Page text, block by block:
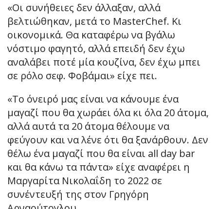
«Οι συνήθειες δεν άλλαξαν, αλλά
βελτιώθηκαν, μετά το ΜasterChef. Κι
οικονομικά. Θα καταφέρω να βγάλω
νόστιμο φαγητό, αλλά επειδή δεν έχω
αναλάβει ποτέ μία κουζίνα, δεν έχω μπει
σε ρόλο σεφ. Φοβάμαι» είχε πει.
«Το όνειρό μας είναι να κάνουμε ένα
μαγαζί που θα χωράει όλα κι όλα 20 άτομα,
αλλά αυτά τα 20 άτομα θέλουμε να
φεύγουν και να λένε ότι θα ξανάρθουν. Δεν
θέλω ένα μαγαζί που θα είναι all day bar
και θα κάνω τα πάντα» είχε αναφέρει η
Μαργαρίτα Νικολαΐδη το 2022 σε
συνέντευξή της στον Γρηγόρη